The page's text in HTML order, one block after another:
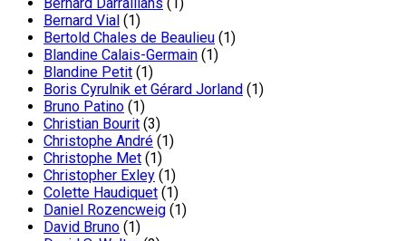
Bernard Vial (1)
Bertold Chales de Beaulieu (1)
Blandine Calais-Germain (1)
Blandine Petit (1)
Boris Cyrulnik et Gérard Jorland (1)
Bruno Patino (1)
Christian Bourit (3)
Christophe André (1)
Christophe Met (1)
Christopher Exley (1)
Colette Haudiquet (1)
Daniel Rozencweig (1)
David Bruno (1)